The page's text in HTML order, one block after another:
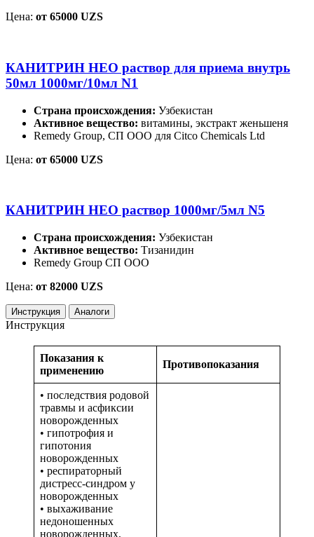
Цена: от 65000 UZS
КАНИТРИН НЕО раствор для приема внутрь
50мл 1000мг/10мл N1
Страна происхождения: Узбекистан
Активное вещество: витамины, экстракт женьшеня
Remedy Group, СП ООО для Citco Chemicals Ltd
Цена: от 65000 UZS
КАНИТРИН НЕО раствор 1000мг/5мл N5
Страна происхождения: Узбекистан
Активное вещество: Тизанидин
Remedy Group СП OOO
Цена: от 82000 UZS
Инструкция Аналоги
Инструкция
Показания к
применению
Противопоказания
• последствия родовой
травмы и асфиксии
новорожденных
• гипотрофия и
гипотония
новорожденных
• респираторный
дистресс-синдром у
новорожденных
• выхаживание
недоношенных
новорожденных,